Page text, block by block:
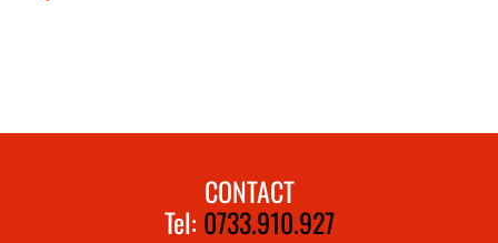
CONTACT
Tel: 0733.910.927